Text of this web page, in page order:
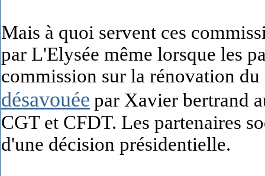
Mais à quoi servent ces
par L'Elysée même lorsque les
commission sur la rénovation
désavouée par Xavier bertrand
CGT et CFDT. Les partenaires
d'une décision présidentielle.